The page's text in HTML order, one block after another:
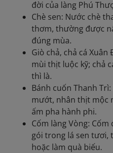
đời của làng Phú
Chè sen: Nước chè
thơm, thường được
đúng mùa.
Giò chả, chả cá
mùi thịt luộc kỹ; chả
thì là.
Bánh cuốn Thanh
mướt, nhân thịt mộc
ấm pha hành phi.
Cốm làng Vòng:
gói trong lá sen tươi,
hoặc làm quà biếu.